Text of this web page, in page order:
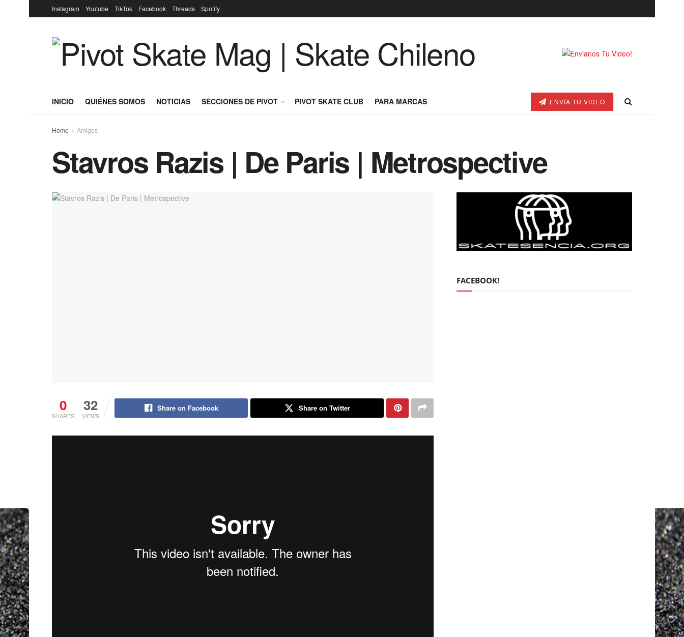
Instagram Youtube TikTok Facebook Threads Spotify
INICIO QUIÉNES SOMOS NOTICIAS SECCIONES DE PIVOT PIVOT SKATE CLUB PARA MARCAS ENVÍA TU VIDEO
Home Amigos
Stavros Razis | De Paris | Metrospective
0
SHARES
32
VIEWS
Share on Facebook Share on Twitter
FACEBOOK!